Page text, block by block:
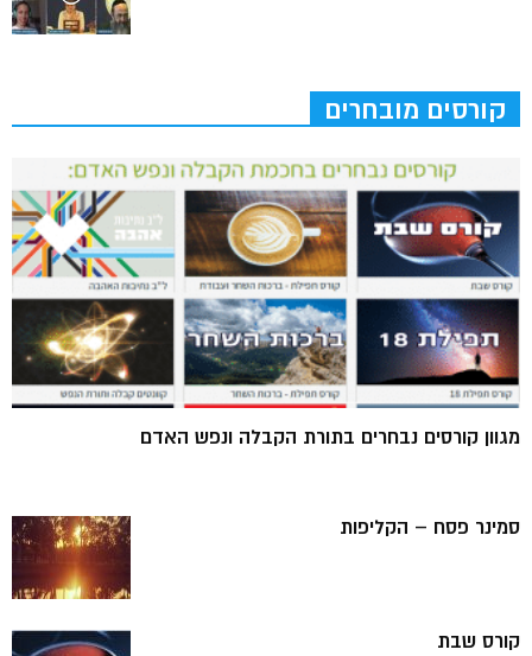
קורסים מובחרים
מגוון קורסים נבחרים בתורת הקבלה ונפש האדם
סמינר פסח – הקליפות
קורס שבת